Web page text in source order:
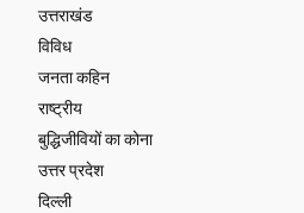
उत्तराखंड
विविध
जनता कहिन
राष्ट्रीय
बुद्धिजीवियों का कोना
उत्तर प्रदेश
दिल्ली